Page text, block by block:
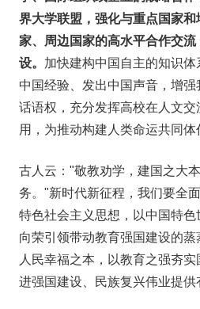
界大学联盟，强化与重点国家
家、周边国家的高水平合作交
设。 加快建构中国自主的知识
中国经验、发出中国声音，增
话语权，充分发挥高校在人文
用，为推动构建人类命运共同体
古人云："敬教劝学，建国之大
务。"新时代新征程，我们要全
特色社会主义思想，以中国特
向荣引领带动教育强国建设的
人民幸福之本，以教育之强夯
进强国建设、民族复兴伟业提供